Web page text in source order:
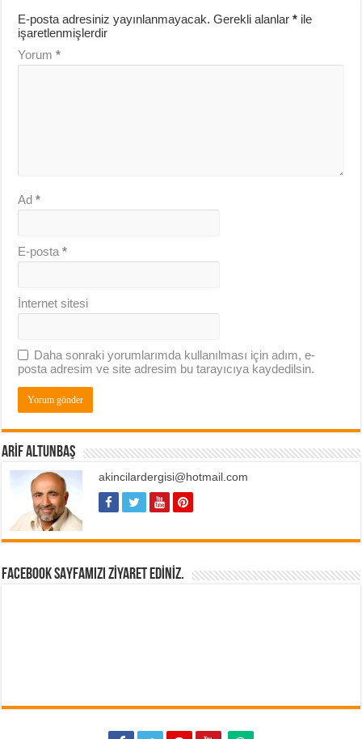
E-posta adresiniz yayınlanmayacak. Gerekli alanlar* ile
işaretlenmişlerdir
Yorum*
Ad*
E-posta*
İnternet sitesi
Daha sonraki yorumlarımda kullanılması için adım, e-
posta adresim ve site adresim bu tarayıcıya kaydedilsin.
ARIF ALTUNBAŞ
akincilardergisi@hotmail.com
FACEBOOK SAYFAMIZI ZIYARET EDINIZ.